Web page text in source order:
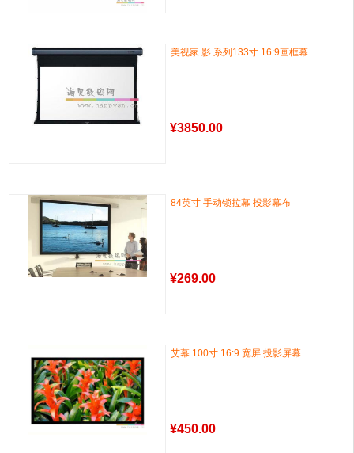
美视家 影 系列133寸 16:9画框幕
¥3850.00
84英寸 手动锁拉幕 投影幕布
¥269.00
艾幕 100寸 16:9 宽屏 投影屏幕
¥450.00